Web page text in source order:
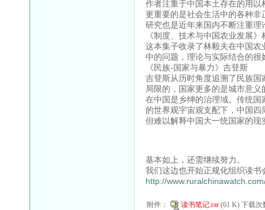
作者注重于中国本土存在的用以
更重要的是社会生活中的各种
研究也是近年来国内不断注重
《制度、技术与中国农业发展》
这本集子收录了林毅夫在中国
中的问题，理论与实际结合的
《民族-国家与暴力》吉登斯
吉登斯从历时角度追溯了民族
局限的，国家更多的是城市意
在中国是乡绅的治理域。传统
的世界观宇宙观支配下，中国
但难以解释中国大一统国家的现
基本如上，还需继续努力。
我们这边也开始正规化组织读
http://
附件： 读书笔记.rar (61 K) 下载次